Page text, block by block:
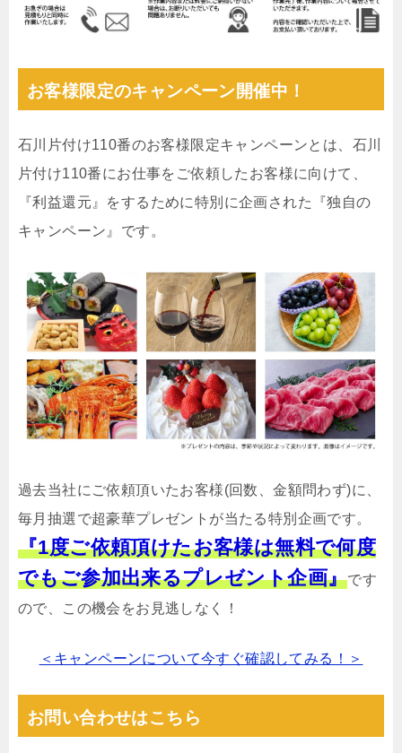
お客様限定のキャンペーン開催中！
石川片付け110番のお客様限定キャンペーンとは、石川
片付け110番にお仕事をご依頼したお客様に向けて、
『利益還元』をするために特別に企画された『独自の
キャンペーン』です。
過去当社にご依頼頂いたお客様(回数、金額問わず)に、
毎月抽選で超豪華プレゼントが当たる特別企画です。
『1度ご依頼頂けたお客様は無料で何度
でもご参加出来るプレゼント企画』です
ので、この機会をお見逃しなく！
＜キャンペーンについて今すぐ確認してみる！＞
お問い合わせはこちら